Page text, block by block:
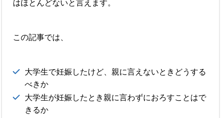
はほとんどないと言えます。
この記事では、
大学生で妊娠したけど、親に言えないときどうする
べきか
大学生が妊娠したとき親に言わずにおろすことはで
きるか